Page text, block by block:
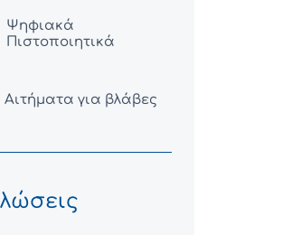
Ψηφιακά
Πιστοποιητικά
Αιτήματα για βλάβες